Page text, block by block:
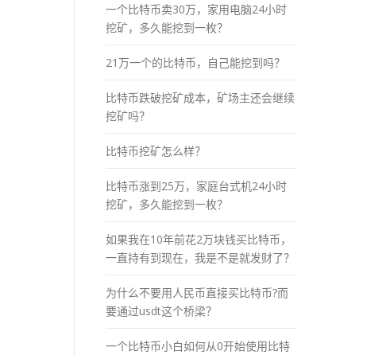
一个比特币卖30万，家用电脑24小时
挖矿，多久能挖到一枚？
21万一个的比特币，自己能挖到吗？
比特币跌破挖矿成本，矿场主还会继续
挖矿吗？
比特币挖矿怎么样？
比特币涨到25万，家庭台式机24小时
挖矿，多久能挖到一枚？
如果我在10年前花2万块钱买比特币，
一直持有到现在，我是不是就发财了？
为什么不要用人民币直接买比特币?而
要通过usdt这个桥梁？
一个比特币小白如何从0开始使用比特